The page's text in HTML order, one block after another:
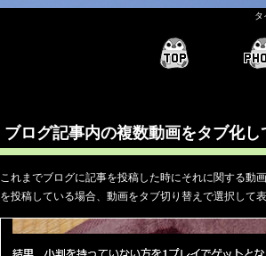
タ
ブログ記事内の複数動画をタブ化し
これまでブログに記事を投稿した時にそれに関する動
を投稿している場合、動画をタブ切り替えで選択して